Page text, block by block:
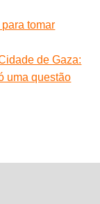
tomar
de Gaza:
uma questão